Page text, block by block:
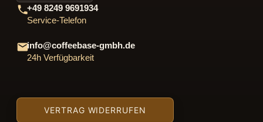
+49 8249 9691934
Service-Telefon
info@coffeebase-gmbh.de
24h Verfügbarkeit
VERTRAG WIDERRUFEN